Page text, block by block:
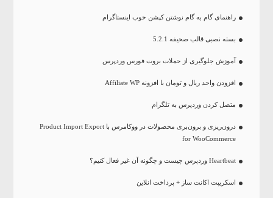
راهنمای گام به گام نوشتن کپشن خوب اینستاگرام
بسته نصبی قالب صحیفه 5.2.1
آموزش جلوگیری از حملات بروت فورس وردپرس
افزودن واحد ریال و تومان با افزونه Affiliate WP
متصل کردن وردپرس به تلگرام
درون‌ریزی و برون‌بری محصولات در ووکامرس با Product Import Export
for WooCommerce
Heartbeat وردپرس چیست و چگونه آن غیر فعال کنیم؟
اسکریپت اکانت ساز + پرداخت انلاین